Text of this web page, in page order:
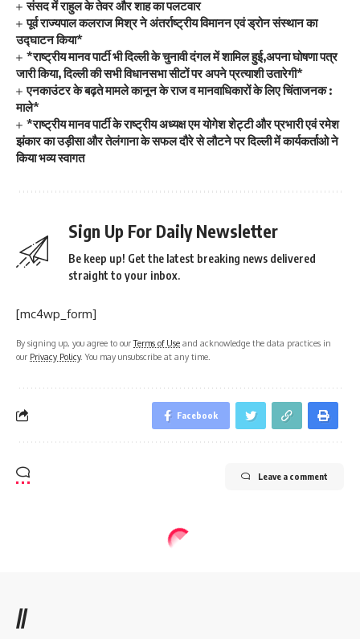
संसद में राहुल के तेवर और शाह का पलटवार
पूर्व राज्यपाल कलराज मिश्र ने अंतर्राष्ट्रीय विमानन एवं ड्रोन संस्थान का
उद्घाटन किया*
*राष्ट्रीय मानव पार्टी भी दिल्ली के चुनावी दंगल में शामिल हुई,अपना घोषणा पत्र
जारी किया, दिल्ली की सभी विधानसभा सीटों पर अपने प्रत्याशी उतारेगी*
एनकाउंटर के बढ़ते मामले कानून के राज व मानवाधिकारों के लिए चिंताजनक :
माले*
*राष्ट्रीय मानव पार्टी के राष्ट्रीय अध्यक्ष एम योगेश शेट्टी और प्रभारी एवं रमेश
झंकार का उड़ीसा और तेलंगाना के सफल दौरे से लौटने पर दिल्ली में कार्यकर्ताओ ने
किया भव्य स्वागत
Sign Up For Daily Newsletter
Be keep up! Get the latest breaking news delivered
straight to your inbox.
[mc4wp_form]
By signing up, you agree to ourTerms of Use and acknowledge the data practices in
our Privacy Policy. You may unsubscribe at any time.
Facebook
Leave a comment
//